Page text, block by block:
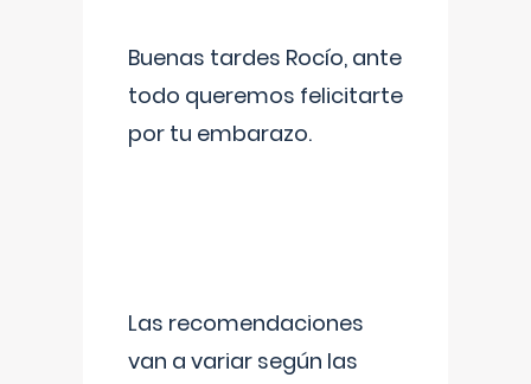
Buenas tardes Rocío, ante
todo queremos felicitarte
por tu embarazo.
Las recomendaciones
van a variar según las